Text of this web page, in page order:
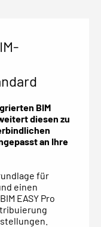
BIM
diesen zu
an Ihre
für
einen
EASY Pro